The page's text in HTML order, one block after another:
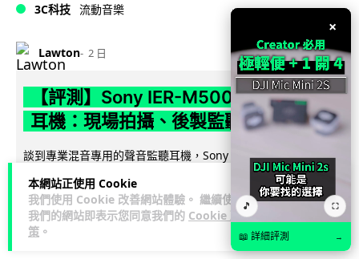
本網站正使用 Cookie
我們使用 Cookie 改善網站體驗。 繼續使用
我們的網站即表示您同意我們的 Cookie 政
策 。
3C科技 流動音樂
Lawton 2 日 89
【評測】Sony IER-M500 入耳式監聽
耳機：現場拍攝、後製監聽與人聲利器
談到專業混音專用的聲音監聽耳機，Sony 經典 MDR-7506 到
MDR-M1 專業錄音室耳機都為人熟悉。而現在舞台製作者與創
意影像製作...
閱讀全文
39
×
🎵 ⛶
📖 詳細評測 →